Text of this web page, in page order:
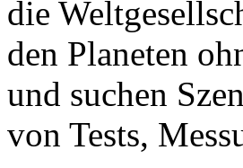
die
den Planeten
und suchen
von Tests,